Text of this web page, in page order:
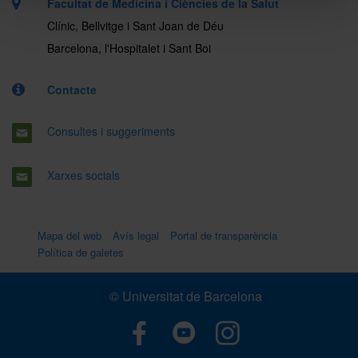
Clínic, Bellvitge i Sant Joan de Déu
Barcelona, l'Hospitalet i Sant Boi
Contacte
Consultes i suggeriments
Xarxes socials
Mapa del web Avís legal
Portal de transparència
Política de galetes
© Universitat de Barcelona